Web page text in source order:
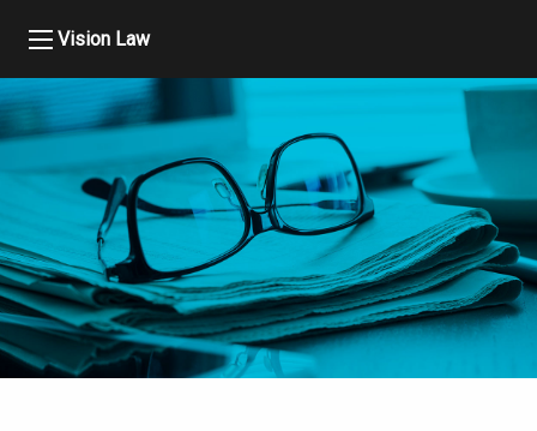
Vision Law